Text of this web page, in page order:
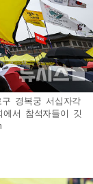
경복궁 서십자각
서 참석자들이 깃